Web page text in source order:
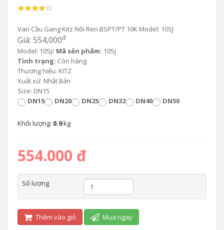
Van Cầu Gang Kitz Nối Ren BSPT/PT 10K Model: 10SJ
Giá: 554,000đ
Model: 10SJ/ Mã sản phẩm: 10SJ
Tình trạng: Còn hàng
Thương hiệu: KITZ
Xuất xứ: Nhật Bản
Size: DN15
DN15
DN20 DN25 DN32 DN40 DN50
Khối lượng: 0.9kg
554.000 đ
Số lượng
Thêm vào giỏ Mua ngay